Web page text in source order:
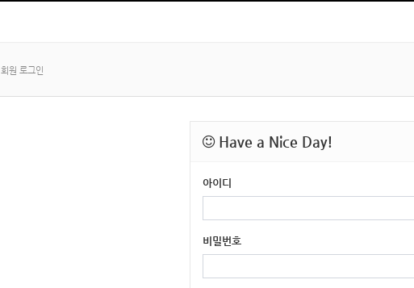
회원 로그인
Have a Nice Day!
아이디
비밀번호